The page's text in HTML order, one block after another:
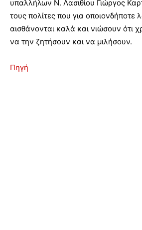
υπαλλήλων Ν. Λασιθίου Γιώργος
τους πολίτες που για οποιονδήποτε
αισθάνονται καλά και νιώσουν ότι
να την ζητήσουν και να μιλήσουν.
Πηγή